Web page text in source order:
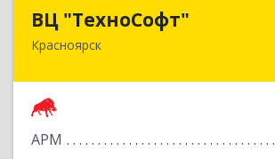
ВЦ "ТехноСофт"
Красноярск
АРМ
660118, Красноярский край,